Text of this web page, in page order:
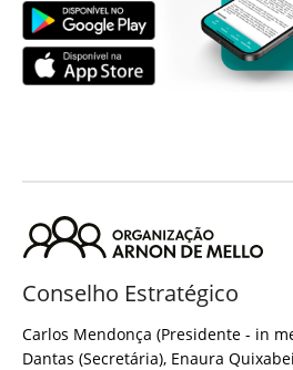
Conselho Estratégico
Carlos Mendonça (Presidente - in
Dantas (Secretária), Enaura